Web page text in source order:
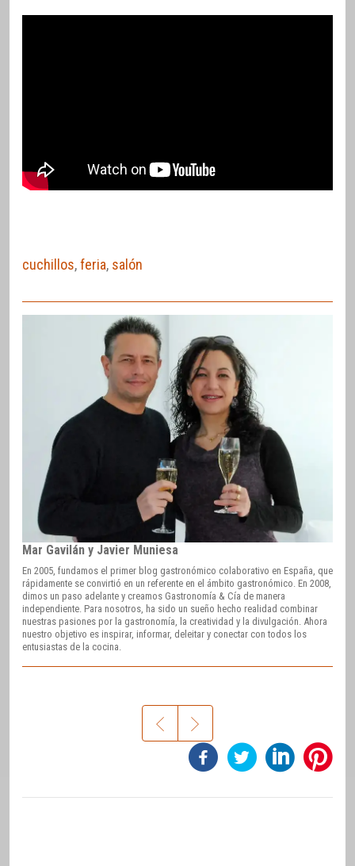
cuchillos,feria, salón
Mar Gavilán y Javier Muniesa
En 2005, fundamos el primer blog gastronómico colaborativo en España, que
rápidamente se convirtió en un referente en el ámbito gastronómico. En 2008,
dimos un paso adelante y creamos Gastronomía & Cía de manera
independiente. Para nosotros, ha sido un sueño hecho realidad combinar
nuestras pasiones por la gastronomía, la creatividad y la divulgación. Ahora
nuestro objetivo es inspirar, informar, deleitar y conectar con todos los
entusiastas de la cocina.